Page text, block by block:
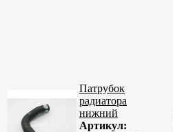
Патрубок
радиатора
нижний
Артикул: